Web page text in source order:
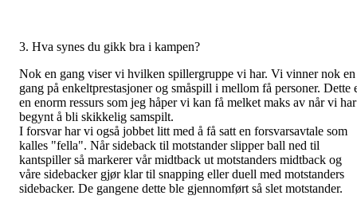
3. Hva synes du gikk bra i kampen?
Nok en gang viser vi hvilken spillergruppe vi har. Vi vinner nok en
gang på enkeltprestasjoner og småspill i mellom få personer. Dette
en enorm ressurs som jeg håper vi kan få melket maks av når vi har
begynt å bli skikkelig samspilt.
I forsvar har vi også jobbet litt med å få satt en forsvarsavtale som
kalles "fella". Når sideback til motstander slipper ball ned til
kantspiller så markerer vår midtback ut motstanders midtback og
våre sidebacker gjør klar til snapping eller duell med motstanders
sidebacker. De gangene dette ble gjennomført så slet motstander.